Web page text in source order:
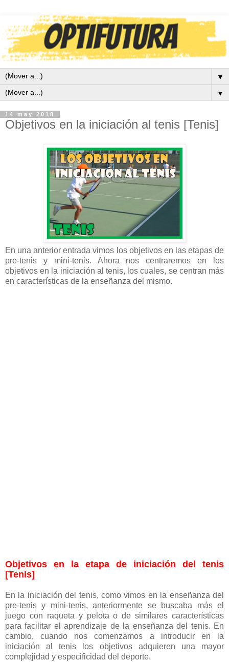
▼
▼
14 may 2018
Objetivos en la iniciación al tenis [Tenis]
En una anterior entrada vimos los objetivos en las etapas de
pre-tenis y mini-tenis. Ahora nos centraremos en los
objetivos en la iniciación al tenis, los cuales, se centran más
en características de la enseñanza del mismo.
Objetivos en la etapa de iniciación del tenis
[Tenis]
En la iniciación del tenis, como vimos en la enseñanza del
pre-tenis y mini-tenis, anteriormente se buscaba más el
juego con raqueta y pelota o de similares características
para facilitar el aprendizaje de la enseñanza del tenis. En
cambio, cuando nos comenzamos a introducir en la
iniciación al tenis los objetivos adquieren una mayor
complejidad y especificidad del deporte.